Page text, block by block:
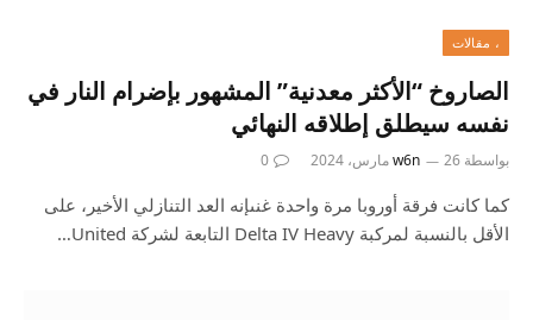
، مقالات
الصاروخ “الأكثر معدنية” المشهور بإضرام النار في
نفسه سيطلق إطلاقه النهائي
بواسطة w6n 26 مارس، 2024 0
كما كانت فرقة أوروبا مرة واحدة غنىإنه العد التنازلي الأخير، على
الأقل بالنسبة لمركبة Delta IV Heavy التابعة لشركة United…